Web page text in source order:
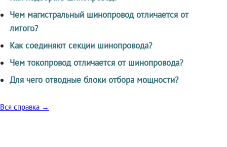
Чем магистральный шинопровод отличается от
литого?
Как соединяют секции шинопровода?
Чем токопровод отличается от шинопровода?
Для чего отводные блоки отбора мощности?
Вся справка →